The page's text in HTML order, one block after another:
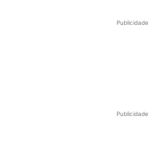
Publicidade
Publicidade